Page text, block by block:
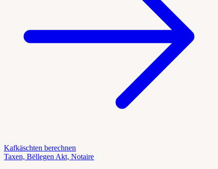
Kafkäschten berechnen
Taxen, Bëllegen Akt, Notaire